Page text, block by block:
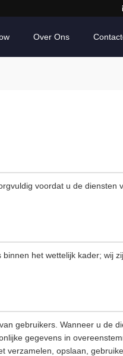
Over Ons
voordat u de diensten
het wettelijk kader; wij
gebruikers. Wanneer u de
gegevens in
verzamelen, opslaan,